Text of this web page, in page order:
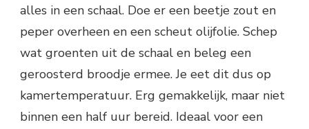
alles in een schaal. Doe er een beetje zout en
peper overheen en een scheut olijfolie. Schep
wat groenten uit de schaal en beleg een
geroosterd broodje ermee. Je eet dit dus op
kamertemperatuur. Erg gemakkelijk, maar niet
binnen een half uur bereid. Ideaal voor een